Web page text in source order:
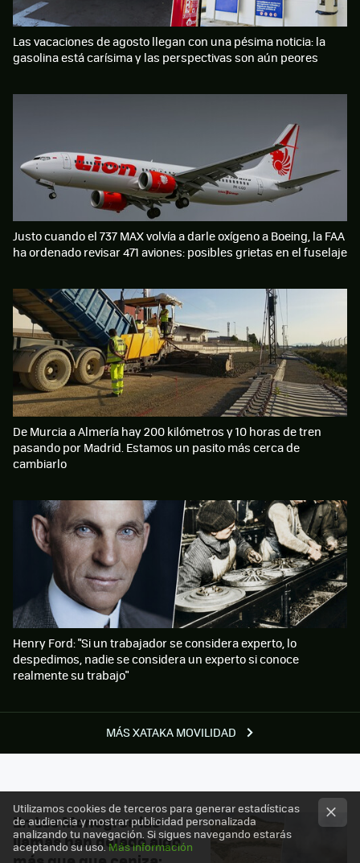
MÁS XATAKA MOVILIDAD
Las vacaciones de agosto llegan con una pésima noticia: la
gasolina está carísima y las perspectivas son aún peores
Justo cuando el 737 MAX volvía a darle oxígeno a Boeing, la FAA
ha ordenado revisar 471 aviones: posibles grietas en el fuselaje
De Murcia a Almería hay 200 kilómetros y 10 horas de tren
pasando por Madrid. Estamos un pasito más cerca de
cambiarlo
Henry Ford: "Si un trabajador se considera experto, lo
despedimos, nadie se considera un experto si conoce
realmente su trabajo"
En Los Monegros las
llamas han dejado algo
Utilizamos cookies de terceros para generar estadísticas
de audiencia y mostrar publicidad personalizada
analizando tu navegación. Si sigues navegando estarás
aceptando su uso.Más información